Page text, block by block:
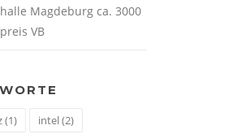
Magdeburg ca. 3000
VB
(1) intel(2)